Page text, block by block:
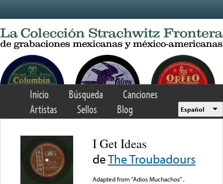
Inicio Búsqueda
Canciones
Artistas
Sellos Blog Español
I Get Ideas
deThe Troubadours
Adapted from “Adios Muchachos” ,